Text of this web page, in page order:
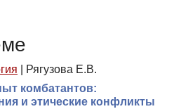
Рягузова Е.В.
комбатантов:
и этические конфликты